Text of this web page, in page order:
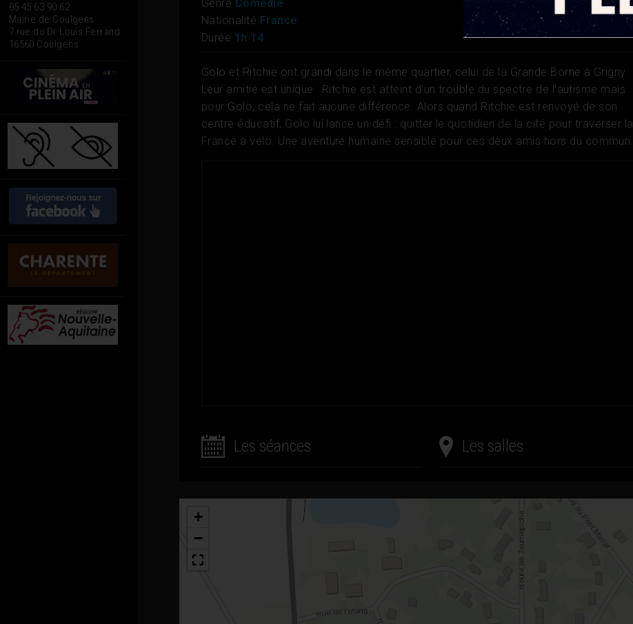
05 45 63 90 62
Mairie de Coulgens
7 rue du Dr Louis Ferrand
16560 Coulgens
Genre Comédie
Nationalité France
Durée 1h 14
Golo et Ritchie ont grandi dans le même quartier, celui de la Grande Borne à Grigny.
Leur amitié est unique : Ritchie est atteint d’un trouble du spectre de l’autisme mais
pour Golo, cela ne fait aucune différence. Alors quand Ritchie est renvoyé de son
centre éducatif, Golo lui lance un défi : quitter le quotidien de la cité pour traverser la
France à vélo. Une aventure humaine sensible pour ces deux amis hors du commun.
Les séances Les salles
+
−